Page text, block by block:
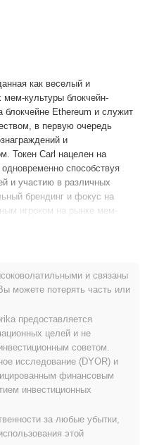
как веселый и
мем-культуры блокчейн-
блокчейне Ethereum и служит
в первую очередь
и
Токен Carl нацелен на
способствуя
и участию в различных
брендинг и фокус на
игроком на рынке мем-
году и был создан командой
юмора и
представлен на различных
приобрел популярность
брендингу и инициативам,
Проект акцентировал
что помогло ему
в крипто-
шаги в своем дорожном
и связаны
можете потерять часть или
предоставляется
целей и не
советом.
исследование (DYOR) и
финансовым
инвестиционных
за любые убытки,
этой